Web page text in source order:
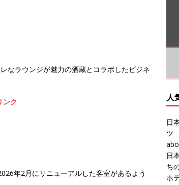
ラウンジが魅力の酒蔵とコラボしたビジネ
ク
年2月にリニューアルした客室があるよう
ツ-
日
ち
ホ
室
レ